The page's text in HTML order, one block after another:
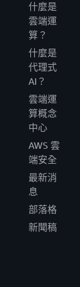
什麼是
雲端運
算？
什麼是
代理式
AI？
雲端運
算概念
中心
AWS 雲
端安全
最新消
息
部落格
新聞稿